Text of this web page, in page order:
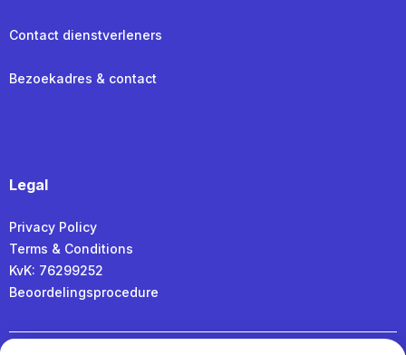
Contact dienstverleners
Bezoekadres & contact
Legal
Privacy Policy
Terms & Conditions
KvK: 76299252
Beoordelingsprocedure